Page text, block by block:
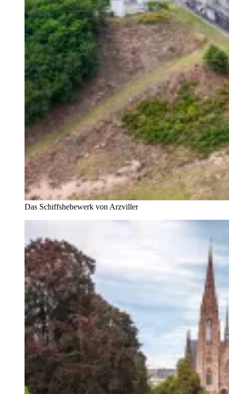
Das Schiffshebewerk von Arzviller